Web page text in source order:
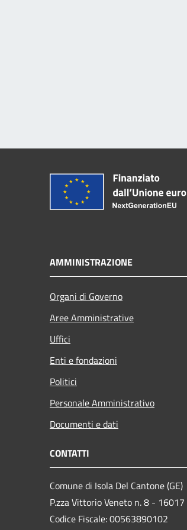
AMMINISTRAZIONE
Organi di Governo
Aree Amministrative
Uffici
Enti e fondazioni
Politici
Personale Amministrativo
Documenti e dati
CONTATTI
Comune di Isola Del Cantone (GE)
P.zza Vittorio Veneto n. 8 - 16017
Codice Fiscale: 00563890102